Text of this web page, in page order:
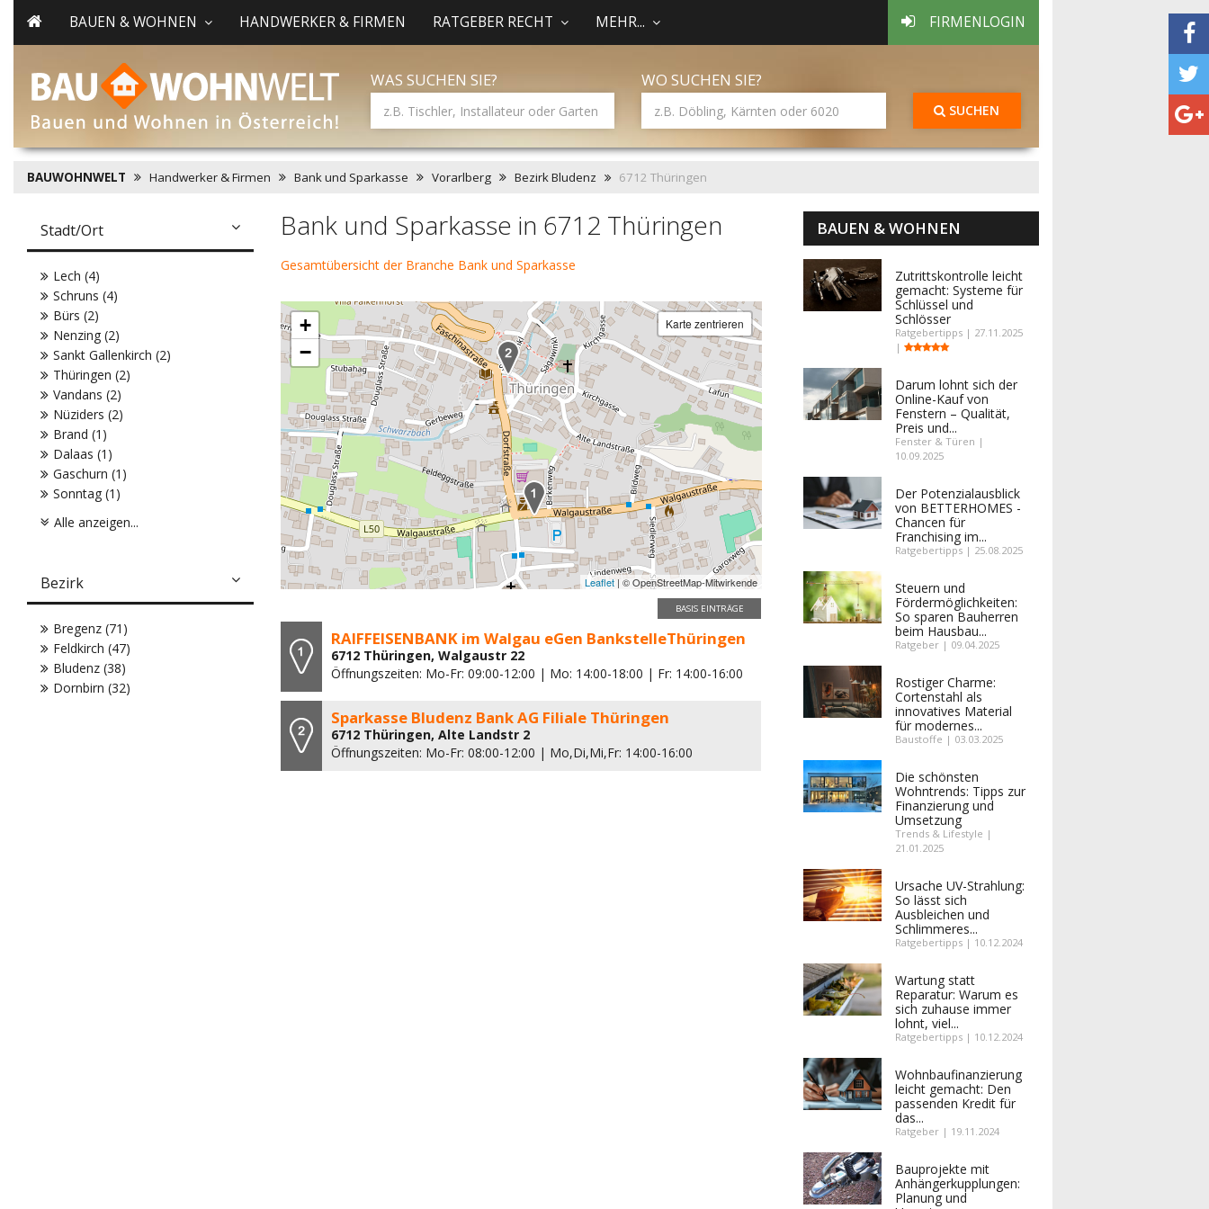
BAUEN & WOHNEN HANDWERKER & FIRMEN RATGEBER RECHT MEHR... FIRMENLOGIN
WAS SUCHEN SIE? WO SUCHEN SIE?
SUCHEN
BAUWOHNWELT Handwerker & Firmen Bank und Sparkasse Vorarlberg Bezirk Bludenz 6712 Thüringen
Bank und Sparkasse in 6712 Thüringen
Gesamtübersicht der Branche Bank und Sparkasse
+
−
Karte zentrieren
Leaflet | © OpenStreetMap-Mitwirkende
BASIS EINTRÄGE
RAIFFEISENBANK im Walgau eGen BankstelleThüringen
6712 Thüringen, Walgaustr 22
Öffnungszeiten: Mo-Fr: 09:00-12:00 | Mo: 14:00-18:00 | Fr: 14:00-16:00
Sparkasse Bludenz Bank AG Filiale Thüringen
6712 Thüringen, Alte Landstr 2
Öffnungszeiten: Mo-Fr: 08:00-12:00 | Mo,Di,Mi,Fr: 14:00-16:00
Stadt/Ort
Lech (4)
Schruns (4)
Bürs (2)
Nenzing (2)
Sankt Gallenkirch (2)
Thüringen (2)
Vandans (2)
Nüziders (2)
Brand (1)
Dalaas (1)
Gaschurn (1)
Sonntag (1)
Alle anzeigen...
Bezirk
Bregenz (71)
Feldkirch (47)
Bludenz (38)
Dornbirn (32)
BAUEN & WOHNEN
Zutrittskontrolle leicht
gemacht: Systeme für
Schlüssel und
Schlösser
Ratgebertipps | 27.11.2025
|
Darum lohnt sich der
Online-Kauf von
Fenstern – Qualität,
Preis und...
Fenster & Türen |
10.09.2025
Der Potenzialausblick
von BETTERHOMES -
Chancen für
Franchising im...
Ratgebertipps | 25.08.2025
Steuern und
Fördermöglichkeiten:
So sparen Bauherren
beim Hausbau...
Ratgeber | 09.04.2025
Rostiger Charme:
Cortenstahl als
innovatives Material
für modernes...
Baustoffe | 03.03.2025
Die schönsten
Wohntrends: Tipps zur
Finanzierung und
Umsetzung
Trends & Lifestyle |
21.01.2025
Ursache UV-Strahlung:
So lässt sich
Ausbleichen und
Schlimmeres...
Ratgebertipps | 10.12.2024
Wartung statt
Reparatur: Warum es
sich zuhause immer
lohnt, viel...
Ratgebertipps | 10.12.2024
Wohnbaufinanzierung
leicht gemacht: Den
passenden Kredit für
das...
Ratgeber | 19.11.2024
Bauprojekte mit
Anhängerkupplungen:
Planung und